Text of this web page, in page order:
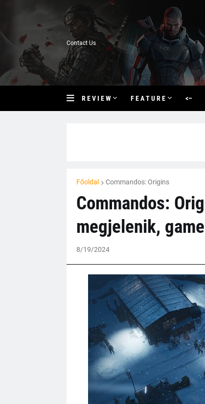
Contact Us
R E V I E W F E A T U R E <–
Főoldal Commandos: Origins
Commandos:
megjelenik,
8/19/2024